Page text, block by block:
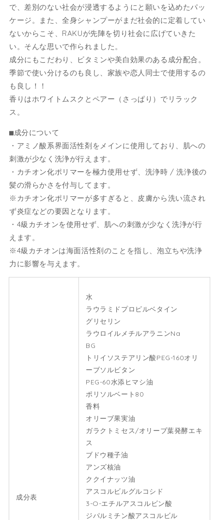
&amp;
ペ
ア
ー
の
香
り】
の
数
減
ら
す
&amp;
ペ
ア
の
香
り】
数
や
す
で、差別のない社会が浸透するようにと願いを込めたパッ
ケージ。また、全身シャンプーがまだ社会的に定着してい
ないからこそ、RAKUが先陣を切り社会に広げていきた
い。そんな思いで作られました。
成分にもこだわり、ビタミンや美白効果のある成分配合。
季節で使い分けるのも良し、家族や恋人同士で使用するの
も良し！！
香りはホワイトムスクとペアー（さっぱり）でリラック
ス。
■成分について
・アミノ酸系界面活性剤をメインに使用しており、肌への
刺激が少なく洗浄が行えます。
・カチオン化ポリマーを極力使用せず、洗浄時 / 洗浄後の
髪の滑らかさを付与してます。
※カチオン化ポリマーが多すぎると、皮膚から洗い流され
ず炎症などの要因となります。
・4級カチオンを使用せず、肌への刺激が少なく洗浄が行
えます。
※4級カチオンは海面活性剤のことを指し、泡立ちや洗浄
力に影響を与えます。
成分表
水
ラウラミドプロピルベタイン
グリセリン
ラウロイルメチルアラニンNa
BG
トリイソステアリン酸PEG-160オリ
ーブソルビタン
PEG-60水添ヒマシ油
ポリソルベート80
香料
オリーブ果実油
ガラクトミセス/オリーブ葉発酵エキ
ス
ブドウ種子油
アンズ核油
ククイナッツ油
アスコルビルグルコシド
3-O-エチルアスコルビン酸
ジパルミチン酸アスコルビル